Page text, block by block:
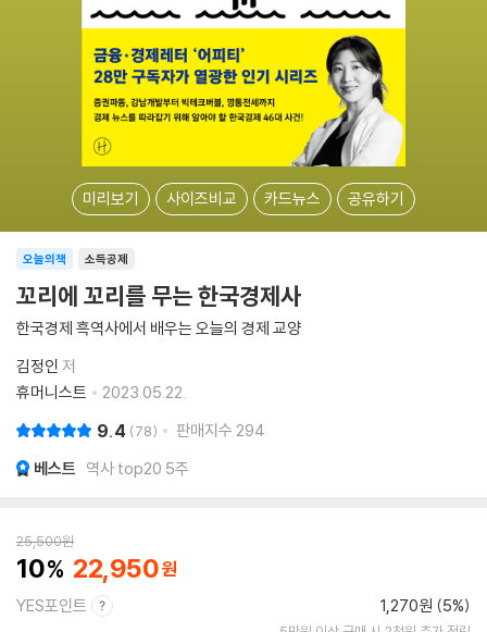
미리보기 사이즈비교 카드뉴스 공유하기
소득공제
오늘의책
꼬리에 꼬리를 무는 한국경제사
한국경제 흑역사에서 배우는 오늘의 경제 교양
김정인 저
휴머니스트
2023.05.22.
9.4 78 판매지수 294
베스트 역사 top20 5주
25,500원
10 22,950
YES포인트 1,270원 (5%)